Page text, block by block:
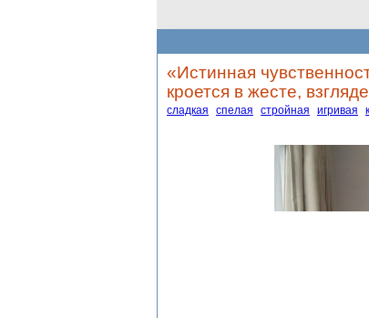
«Истинная
кроется в жесте,
сладкая спелая стройная игривая